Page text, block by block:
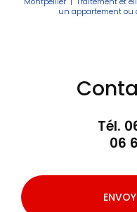
un appartement ou
Tél.
06